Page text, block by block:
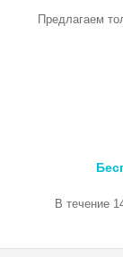
Предлагаем
В течение